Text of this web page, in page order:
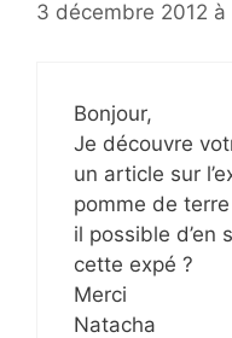
3 décembre 2012 à
Bonjour,
Je découvre
un article sur
pomme de
il possible d’en
cette expé ?
Merci
Natacha